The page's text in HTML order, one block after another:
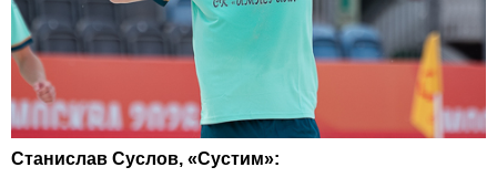
Станислав Суслов, «Сустим»: